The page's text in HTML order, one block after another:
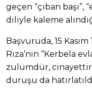
geçen “çıban başı”,
diliyle kaleme
Başvuruda, 15
Rıza’nın “Kerbela
zulümdür,
duruşu da